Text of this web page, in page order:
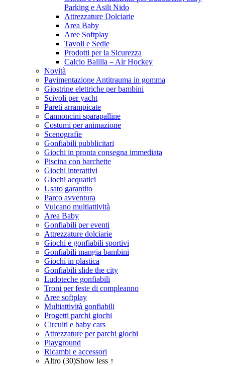
Parking e Asili Nido
Attrezzature Dolciarie
Area Baby
Aree Softplay
Tavoli e Sedie
Prodotti per la Sicurezza
Calcio Balilla – Air Hockey
Novità
Pavimentazione Antitrauma in gomma
Giostrine elettriche per bambini
Scivoli per yacht
Pareti arrampicate
Cannoncini sparapalline
Costumi per animazione
Scenografie
Gonfiabili pubblicitari
Giochi in pronta consegna immediata
Piscina con barchette
Giochi interattivi
Giochi acquatici
Usato garantito
Parco avventura
Vulcano multiattività
Area Baby
Gonfiabili per eventi
Attrezzature dolciarie
Giochi e gonfiabili sportivi
Gonfiabili mangia bambini
Giochi in plastica
Gonfiabili slide the city
Ludoteche gonfiabili
Troni per feste di compleanno
Aree softplay
Multiattività gonfiabili
Progetti parchi giochi
Circuiti e baby cars
Attrezzature per parchi giochi
Playground
Ricambi e accessori
Altro (30)Show less ↑